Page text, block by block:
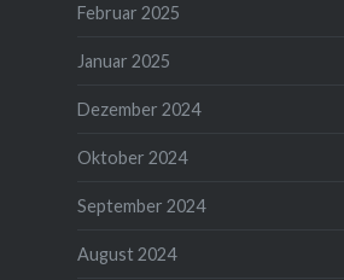
Februar 2025
Januar 2025
Dezember 2024
Oktober 2024
September 2024
August 2024